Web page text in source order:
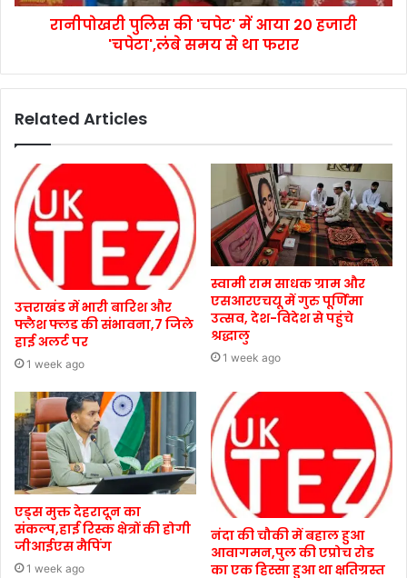
रानीपोखरी पुलिस की 'चपेट' में आया 20 हजारी
'चपेटा',लंबे समय से था फरार
Related Articles
उत्तराखंड में भारी बारिश और
फ्लैश फ्लड की संभावना,7 जिले
हाई अलर्ट पर
1 week ago
स्वामी राम साधक ग्राम और
एसआरएचयू में गुरु पूर्णिमा
उत्सव, देश-विदेश से पहुंचे
श्रद्धालु
1 week ago
एड्स मुक्त देहरादून का
संकल्प,हाई रिस्क क्षेत्रों की होगी
जीआईएस मैपिंग
1 week ago
नंदा की चौकी में बहाल हुआ
आवागमन,पुल की एप्रोच रोड
का एक हिस्सा हुआ था क्षतिग्रस्त